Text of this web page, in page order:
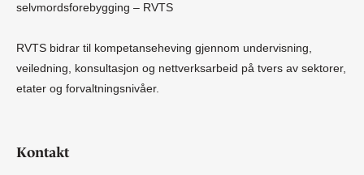
selvmordsforebygging – RVTS
RVTS bidrar til kompetanseheving gjennom undervisning,
veiledning, konsultasjon og nettverksarbeid på tvers av sektorer,
etater og forvaltningsnivåer.
Kontakt